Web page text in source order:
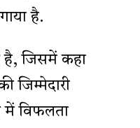
है.
है, जिसमें कहा
जिम्मेदारी
में विफलता